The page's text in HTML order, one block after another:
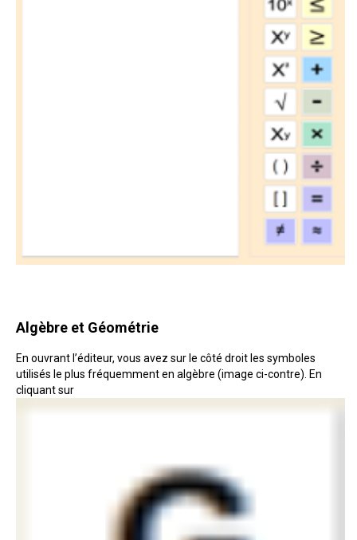
Algèbre et Géométrie
En ouvrant l’éditeur, vous avez sur le côté droit les symboles
utilisés le plus fréquemment en algèbre (image ci-contre). En
cliquant sur